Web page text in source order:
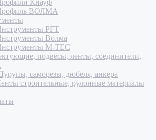
Кнауф
ВОЛМА
PFT
Волма
M-TEC
подвесы, ленты, соединители,
саморезы, дюбеля, анкера
строительные, рулонные материалы